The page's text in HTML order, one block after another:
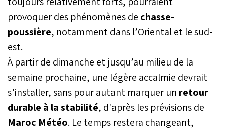
provoquer des phénomènes de chasse-
poussière, notamment dans l’Oriental et le sud-
est.
À partir de dimanche et jusqu’au milieu de la
semaine prochaine, une légère accalmie devrait
s’installer, sans pour autant marquer un retour
durable à lastabilité, d'après les prévisions de
Maroc Météo. Le temps restera changeant,